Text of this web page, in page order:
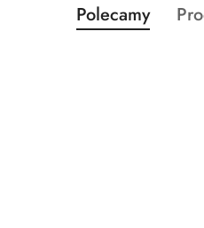
Pomiń karuzelę
Produkty
o
Polecamy